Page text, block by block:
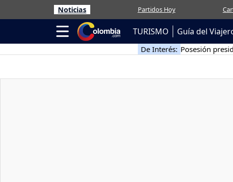
Noticias Partidos Hoy
TURISMO Guía del
De Interés: Posesión